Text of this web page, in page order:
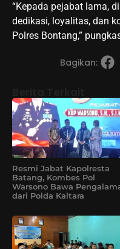
“Kepada pejabat lama,
dedikasi, loyalitas, dan
Polres Bontang,”
Bagikan:
Resmi Jabat Kapolresta
Batang, Kombes Pol
Warsono Bawa
dari Polda Kaltara